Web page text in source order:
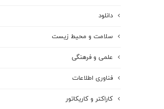
دانلود
سلامت و محیط زیست
علمی و فرهنگی
فناوری اطلاعات
کاراکتر و کاریکاتور